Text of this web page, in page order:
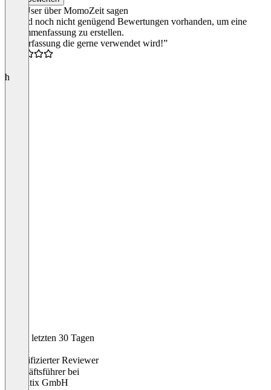
3
Was User über MomoZeit sagen
Es sind noch nicht genügend Bewertungen vorhanden, um eine
Zusammenfassung zu erstellen.
“Zeiterfassung die gerne verwendet wird!”
h
In den letzten 30 Tagen
Verifizierter Reviewer
Geschäftsführerbei
Promatix GmbH